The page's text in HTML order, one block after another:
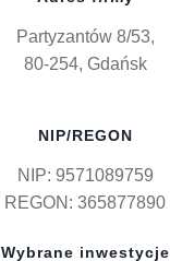
Partyzantów 8/53,
80-254, Gdańsk
NIP/REGON
NIP: 9571089759
REGON: 365877890
Wybrane inwestycje